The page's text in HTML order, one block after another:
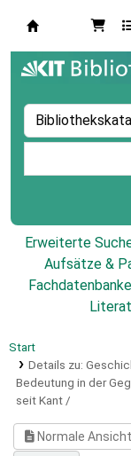
Erweiterte
Aufsätze &
Start
Details zu:
Bedeutung in der
seit Kant /
Normale Ansicht